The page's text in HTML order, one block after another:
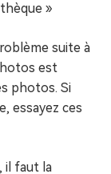
»
suite à
est
photos. Si
essayez ces
il faut la